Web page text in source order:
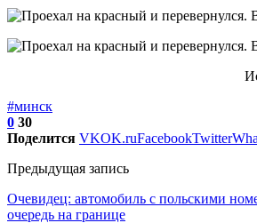
#минск
0 30
Поделится VKOK.ruFacebookTwitter
Предыдущая запись
Очевидец: автомобиль с польскими
очередь на границе